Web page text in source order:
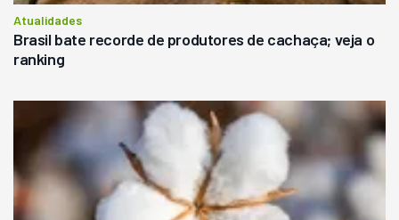
Atualidades
Brasil bate recorde de produtores de cachaça; veja o
ranking